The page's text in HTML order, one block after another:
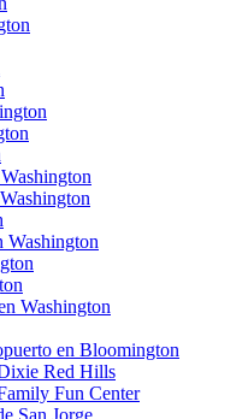
Washington
Washington
en Bloomington
Red Hills
Fun Center
San Jorge